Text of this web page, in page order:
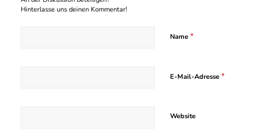
Hinterlasse uns deinen Kommentar!
Name *
E-Mail-Adresse *
Website